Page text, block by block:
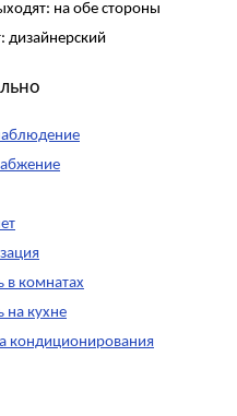
на обе стороны
дизайнерский
в комнатах
на кухне
кондиционирования